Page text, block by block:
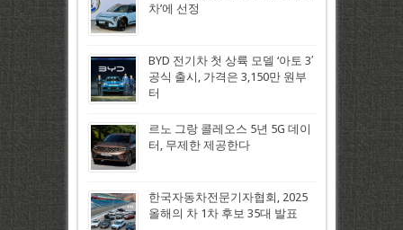
차’에 선정
BYD 전기차 첫 상륙 모델 ‘아토 3′
공식 출시, 가격은 3,150만 원부
터
르노 그랑 콜레오스 5년 5G 데이
터, 무제한 제공한다
한국자동차전문기자협회, 2025
올해의 차 1차 후보 35대 발표